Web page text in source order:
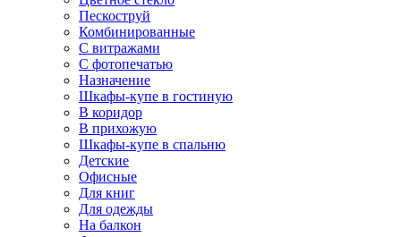
Пескоструй
Комбинированные
С витражами
С фотопечатью
Назначение
Шкафы-купе в гостиную
В коридор
В прихожую
Шкафы-купе в спальню
Детские
Офисные
Для книг
Для одежды
На балкон